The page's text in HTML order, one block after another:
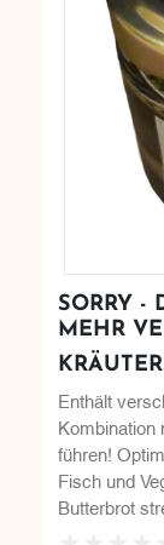
SORRY -
MEHR
Enthält
Kombination
führen!
Fisch und
Butterbrot